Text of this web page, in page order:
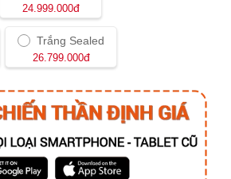
24.999.000đ
Trắng Sealed
26.799.000đ